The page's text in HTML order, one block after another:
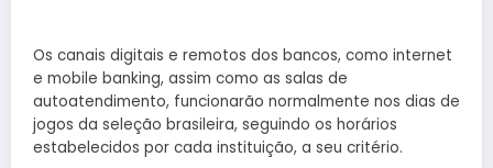
Os canais digitais e remotos dos bancos, como internet
e mobile banking, assim como as salas de
autoatendimento, funcionarão normalmente nos dias de
jogos da seleção brasileira, seguindo os horários
estabelecidos por cada instituição, a seu critério.